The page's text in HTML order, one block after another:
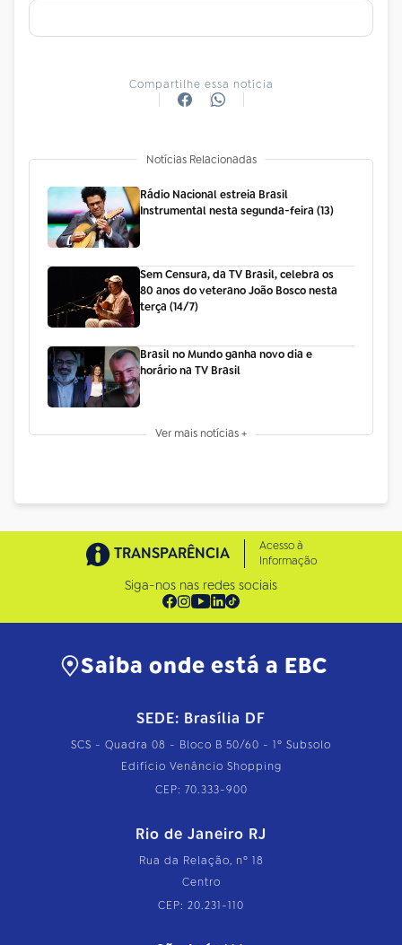
Compartilhe essa notícia
Notícias Relacionadas
Rádio Nacional estreia Brasil
Instrumental nesta segunda-feira (13)
Sem Censura, da TV Brasil, celebra os
80 anos do veterano João Bosco nesta
terça (14/7)
Brasil no Mundo ganha novo dia e
horário na TV Brasil
Ver mais notícias +
TRANSPARÊNCIA
Acesso à
Informação
Siga-nos nas redes sociais
Saiba onde está a EBC
SEDE: Brasília DF
SCS - Quadra 08 - Bloco B 50/60 - 1º Subsolo
Edifício Venâncio Shopping
CEP: 70.333-900
Rio de Janeiro RJ
Rua da Relação, nº 18
Centro
CEP: 20.231-110